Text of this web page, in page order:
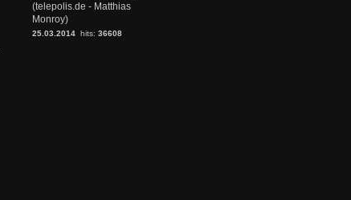
(telepolis.de - Matthias
Monroy)
25.03.2014 hits: 36608